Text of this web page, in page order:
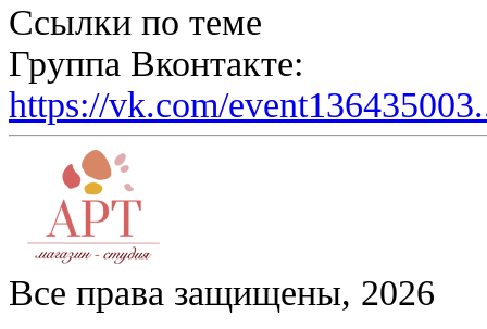
Ссылки по теме
Группа Вконтакте:
https://vk.com/
Все права защищены, 2026